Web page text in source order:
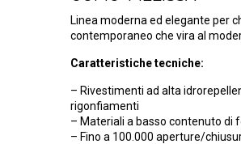
Linea moderna ed elegante per
contemporaneo che vira al
Caratteristiche tecniche:
– Rivestimenti ad alta
rigonfiamenti
– Materiali a basso contenuto di
– Fino a 100.000 aperture/